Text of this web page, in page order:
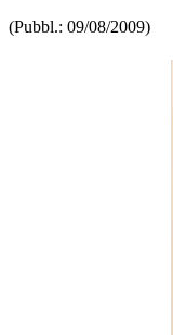
(Pubbl.: 09/08/2009)